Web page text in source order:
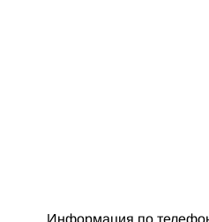
Информация по